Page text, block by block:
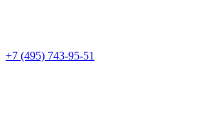
+7 (495) 743-95-51